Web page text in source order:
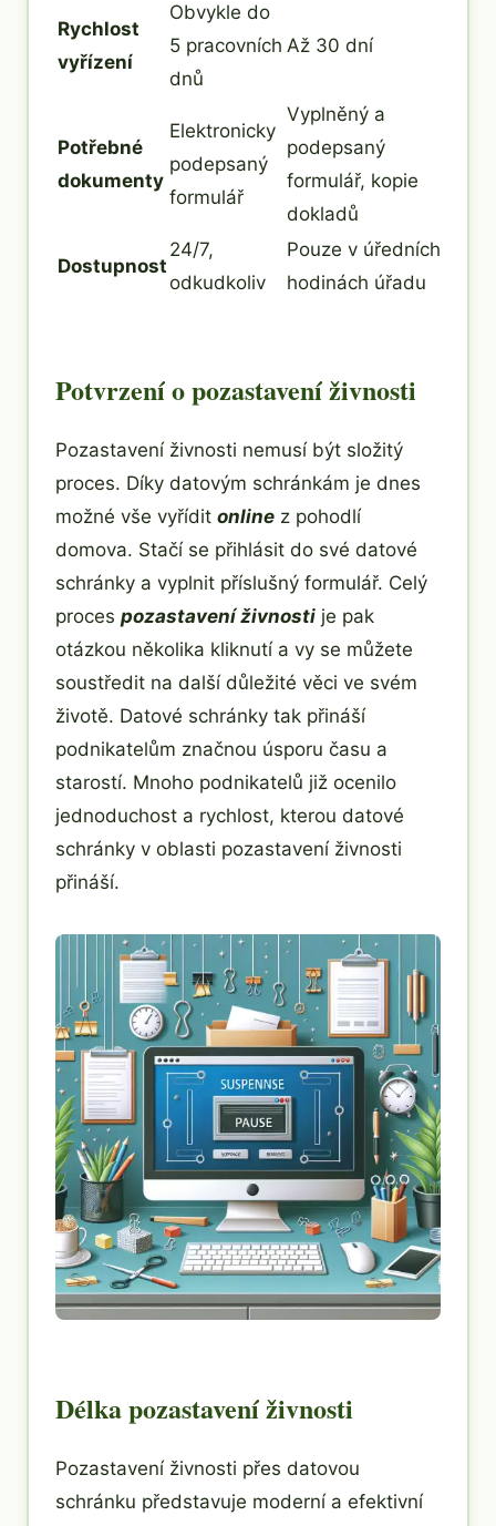
Rychlost
vyřízení
Obvykle do
5 pracovních
dnů
Až 30 dní
Potřebné
dokumenty
Elektronicky
podepsaný
formulář
Vyplněný a
podepsaný
formulář, kopie
dokladů
Dostupnost
24/7,
odkudkoliv
Pouze v úředních
hodinách úřadu
Potvrzení o pozastavení živnosti
Pozastavení živnosti nemusí být složitý
proces. Díky datovým schránkám je dnes
možné vše vyřídit online z pohodlí
domova. Stačí se přihlásit do své datové
schránky a vyplnit příslušný formulář. Celý
proces pozastavení živnosti je pak
otázkou několika kliknutí a vy se můžete
soustředit na další důležité věci ve svém
životě. Datové schránky tak přináší
podnikatelům značnou úsporu času a
starostí. Mnoho podnikatelů již ocenilo
jednoduchost a rychlost, kterou datové
schránky v oblasti pozastavení živnosti
přináší.
Délka pozastavení živnosti
Pozastavení živnosti přes datovou
schránku představuje moderní a efektivní